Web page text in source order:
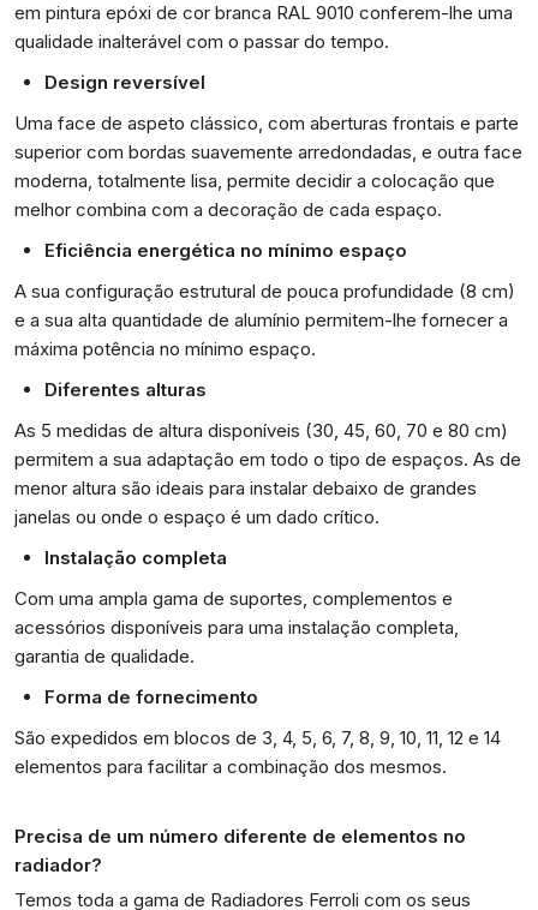
em pintura epóxi de cor branca RAL 9010 conferem-lhe uma
qualidade inalterável com o passar do tempo.
Design reversível
Uma face de aspeto clássico, com aberturas frontais e parte
superior com bordas suavemente arredondadas, e outra face
moderna, totalmente lisa, permite decidir a colocação que
melhor combina com a decoração de cada espaço.
Eficiência energética no mínimo espaço
A sua configuração estrutural de pouca profundidade (8 cm)
e a sua alta quantidade de alumínio permitem-lhe fornecer a
máxima potência no mínimo espaço.
Diferentes alturas
As 5 medidas de altura disponíveis (30, 45, 60, 70 e 80 cm)
permitem a sua adaptação em todo o tipo de espaços. As de
menor altura são ideais para instalar debaixo de grandes
janelas ou onde o espaço é um dado crítico.
Instalação completa
Com uma ampla gama de suportes, complementos e
acessórios disponíveis para uma instalação completa,
garantia de qualidade.
Forma de fornecimento
São expedidos em blocos de 3, 4, 5, 6, 7, 8, 9, 10, 11, 12 e 14
elementos para facilitar a combinação dos mesmos.
Precisa de um número diferente de elementos no
radiador?
Temos toda a gama de Radiadores Ferroli com os seus